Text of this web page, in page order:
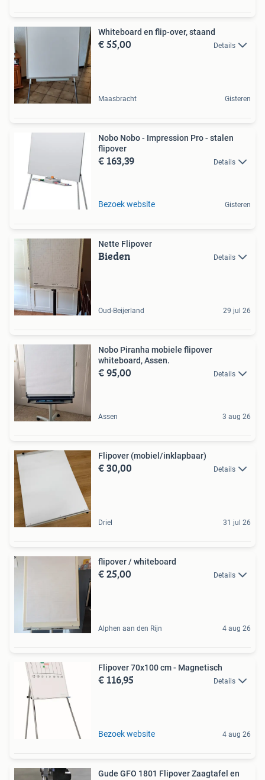
Whiteboard en flip-over, staand
€ 55,00 Details
Maasbracht Gisteren
Nobo Nobo - Impression Pro - stalen
flipover
€ 163,39 Details
Bezoek website Gisteren
Nette Flipover
Bieden Details
Oud-Beijerland 29 jul 26
Nobo Piranha mobiele flipover
whiteboard, Assen.
€ 95,00 Details
Assen 3 aug 26
Flipover (mobiel/inklapbaar)
€ 30,00 Details
Driel 31 jul 26
flipover / whiteboard
€ 25,00 Details
Alphen aan den Rijn 4 aug 26
Flipover 70x100 cm - Magnetisch
€ 116,95 Details
Bezoek website 4 aug 26
Gude GFO 1801 Flipover Zaagtafel en